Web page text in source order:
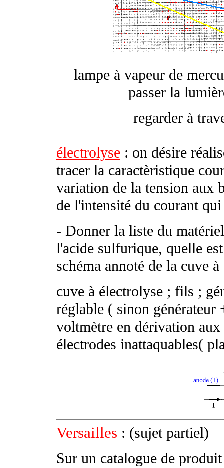
lampe à vapeur de
passer la
regarder à
électrolyse: on désire
tracer la caractèristique
variation de la tension aux
de l'intensité du courant
- Donner la liste du
l'acide sulfurique, quelle
schéma annoté de la cuve
cuve à électrolyse ; fils ;
réglable ( sinon générateur
voltmètre en dérivation
électrodes inattaquables(
Versailles : (sujet partiel)
Sur un catalogue de